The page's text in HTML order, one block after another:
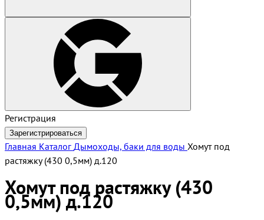
Регистрация
Зарегистрироваться
Главная Каталог Дымоходы, баки для воды Хомут под
растяжку (430 0,5мм) д.120
Хомут под растяжку (430
0,5мм) д.120